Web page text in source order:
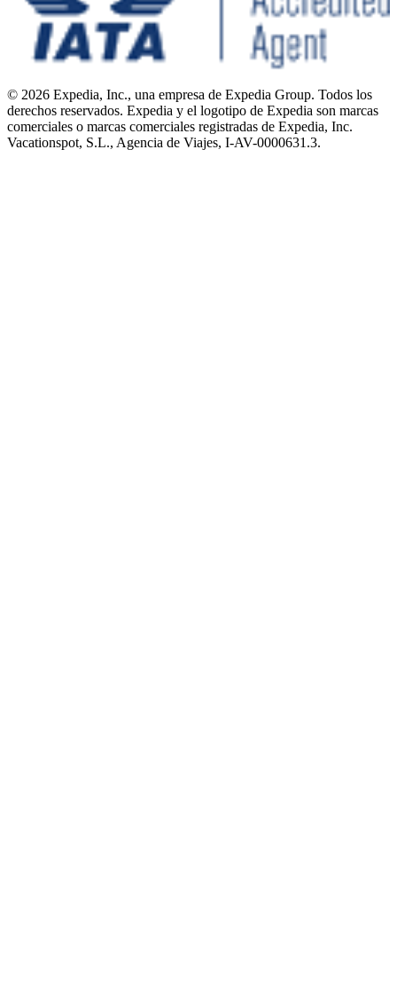
© 2026 Expedia, Inc., una empresa de Expedia Group. Todos los
derechos reservados. Expedia y el logotipo de Expedia son marcas
comerciales o marcas comerciales registradas de Expedia, Inc.
Vacationspot, S.L., Agencia de Viajes, I-AV-0000631.3.